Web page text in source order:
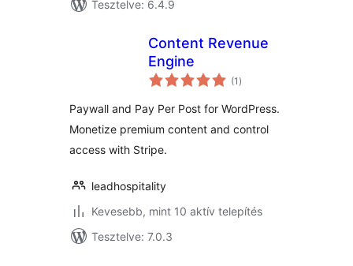
Tesztelve: 6.4.9
Content Revenue
Engine
(1 értékelés
összesen
)
Paywall and Pay Per Post for WordPress.
Monetize premium content and control
access with Stripe.
leadhospitality
Kevesebb, mint 10 aktív telepítés
Tesztelve: 7.0.3